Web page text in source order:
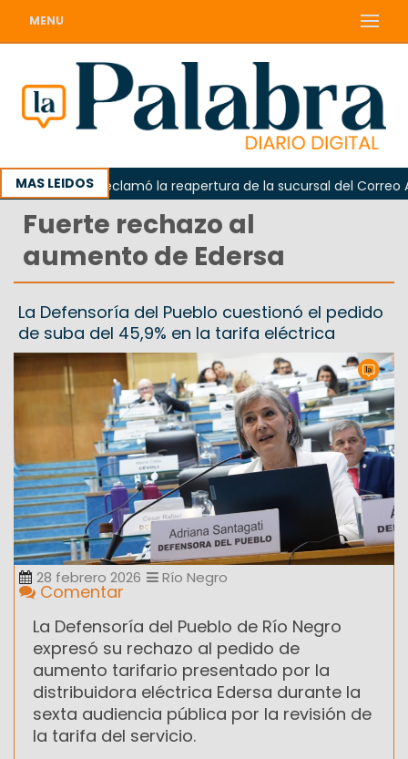
MENU
MAS LEIDOS
Odarda reclamó la reapertura de la sucursal del Correo
Fuerte rechazo al
aumento de Edersa
La Defensoría del Pueblo cuestionó el pedido
de suba del 45,9% en la tarifa eléctrica
28 febrero 2026 Río Negro
Comentar
La Defensoría del Pueblo de Río Negro
expresó su rechazo al pedido de
aumento tarifario presentado por la
distribuidora eléctrica Edersa durante la
sexta audiencia pública por la revisión de
la tarifa del servicio.